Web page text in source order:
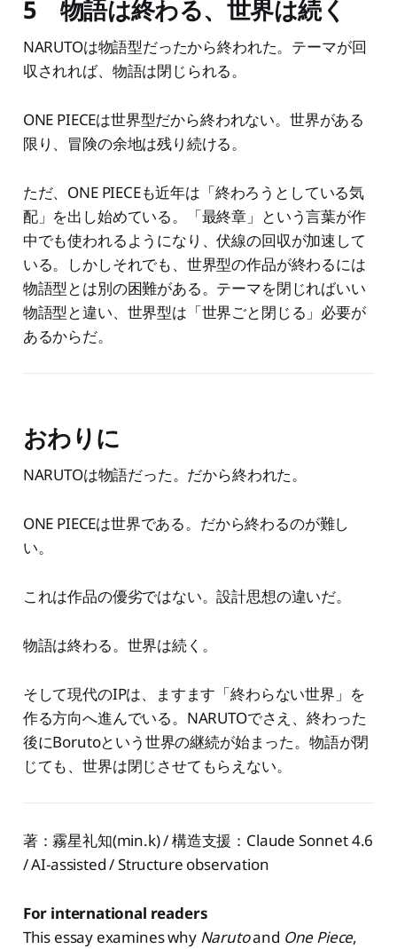
5 物語は終わる、世界は続く
NARUTOは物語型だったから終われた。テーマが回
収されれば、物語は閉じられる。
ONE PIECEは世界型だから終われない。世界がある
限り、冒険の余地は残り続ける。
ただ、ONE PIECEも近年は「終わろうとしている気
配」を出し始めている。「最終章」という言葉が作
中でも使われるようになり、伏線の回収が加速して
いる。しかしそれでも、世界型の作品が終わるには
物語型とは別の困難がある。テーマを閉じればいい
物語型と違い、世界型は「世界ごと閉じる」必要が
あるからだ。
おわりに
NARUTOは物語だった。だから終われた。
ONE PIECEは世界である。だから終わるのが難し
い。
これは作品の優劣ではない。設計思想の違いだ。
物語は終わる。世界は続く。
そして現代のIPは、ますます「終わらない世界」を
作る方向へ進んでいる。NARUTOでさえ、終わった
後にBorutoという世界の継続が始まった。物語が閉
じても、世界は閉じさせてもらえない。
著：霧星礼知(min.k) / 構造支援：Claude Sonnet 4.6
/ AI-assisted / Structure observation
For international readers
This essay examines why Narutoand One Piece,